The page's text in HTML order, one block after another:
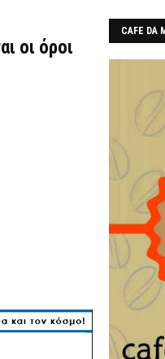
οι όροι
CAFE DA